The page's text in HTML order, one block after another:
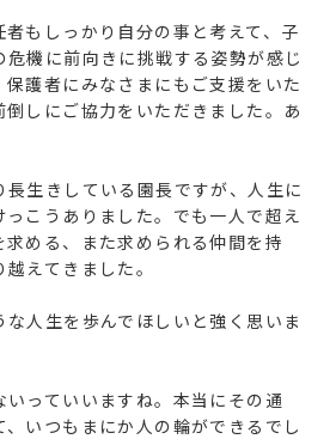
もしっかり自分の事と考えて、子
危機に前向きに挑戦する姿勢が感じ
保護者にみなさまにもご支援をいた
しにご協力をいただきました。あ
生きしている園長ですが、人生に
っこうありました。でも一人で超え
求める、また求められる仲間を持
えてきました。
人生を歩んでほしいと強く思いま
っていいますね。本当にその通
、いつもまにか人の輪ができるでし